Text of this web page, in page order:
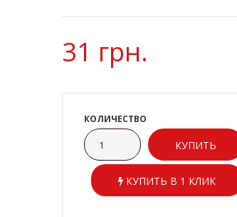
31 грн.
КОЛИЧЕСТВО
КУПИТЬ В 1 КЛИК